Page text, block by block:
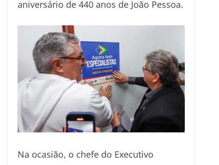
aniversário de 440 anos de João Pessoa.
Na ocasião, o chefe do Executivo